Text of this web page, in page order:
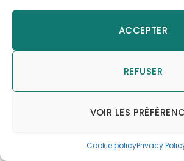
ACCEPTER
REFUSER
VOIR LES
Cookie policyPrivacy
l’oxygène puisse agir avec
entamer le processus de
l’azote et donc neutraliser
non sec, ça absorbera
améliorer le milieu.